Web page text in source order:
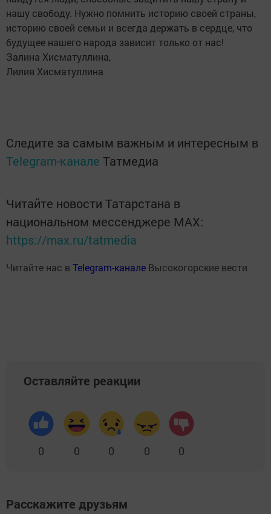
нашу свободу. Нужно помнить историю своей страны,
историю своей семьи и всегда держать в сердце, что
будущее нашего народа зависит только от нас!
Залина Хисматуллина,
Лилия Хисматуллина
Следите за самым важным и интересным в
Telegram-канале Татмедиа
Читайте новости Татарстана в
национальном мессенджере MАХ:
https://max.ru/tatmedia
Читайте нас в Telegram-канале Высокогорские вести
Оставляйте реакции
0 0 0 0 0
Расскажите друзьям